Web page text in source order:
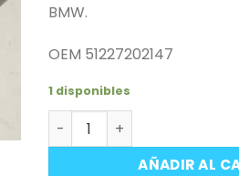
BMW.
OEM 51227202147
1 disponibles
Cerradura chapa puerta
AÑADIR AL